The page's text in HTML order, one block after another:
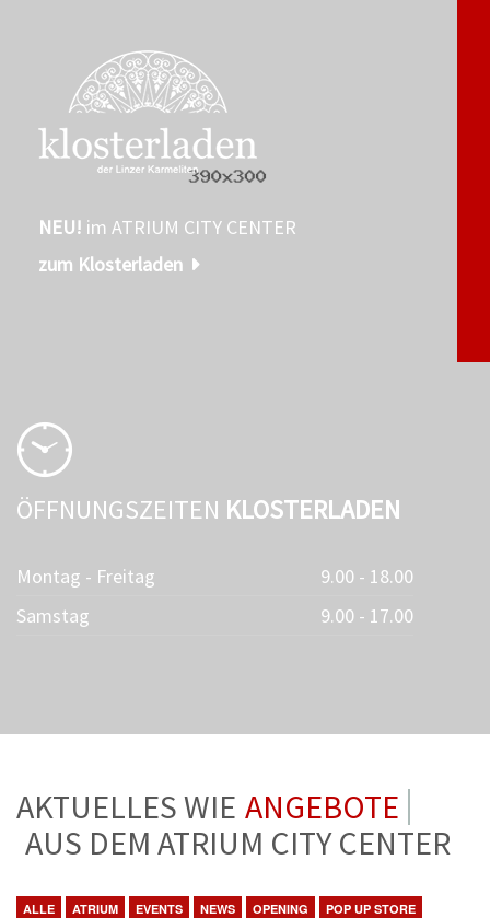
NEU! im ATRIUM CITY CENTER
zum Klosterladen
ÖFFNUNGSZEITEN KLOSTERLADEN
Montag - Freitag
9.00 - 18.00
Samstag
9.00 - 17.00
AKTUELLES WIE ANGEBOTE
AUS DEM ATRIUM CITY CENTER
ALLE ATRIUM EVENTS NEWS OPENING POP UP STORE